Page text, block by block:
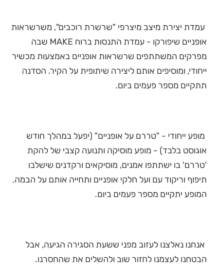
עמדת יצירת מיצב מיצרפי "שרשרת רוכבים", משרשראות
אופניים שיפורקו - עמדת התנסות ברוח MAKE שבה
מפרקים המשתתפים שרשראות אופניים באמצעות מכשיר
ייחודי, ומוסיפים אותם ליצירה שיתופית על הקיר. הסדנה
תתקיים מספר פעמים ביום.
מופע ייחודי - "טררם על אופניים" (יפעל במהלך חודש
אוגוסט בלבד) - מופע מוסיקה ותנועה קצבי של להקת
'טררם' בו ישתתפו אמנים, מוסיקאים ורקדנים שישלבו
תיפוף וריקוד עם ועל חלקי אופניים ותחייה אותם על הבמה.
המופע יתקיים מספר פעמים ביום.
אנחנו נאלצנו לעזוב מפני ששעת הסגירה הגיעה, אבל
הבטחנו לעצמנו לחזור שוב ולהשלים את שהחסרנו.